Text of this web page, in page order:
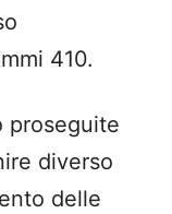
410.
proseguite
diverso
delle